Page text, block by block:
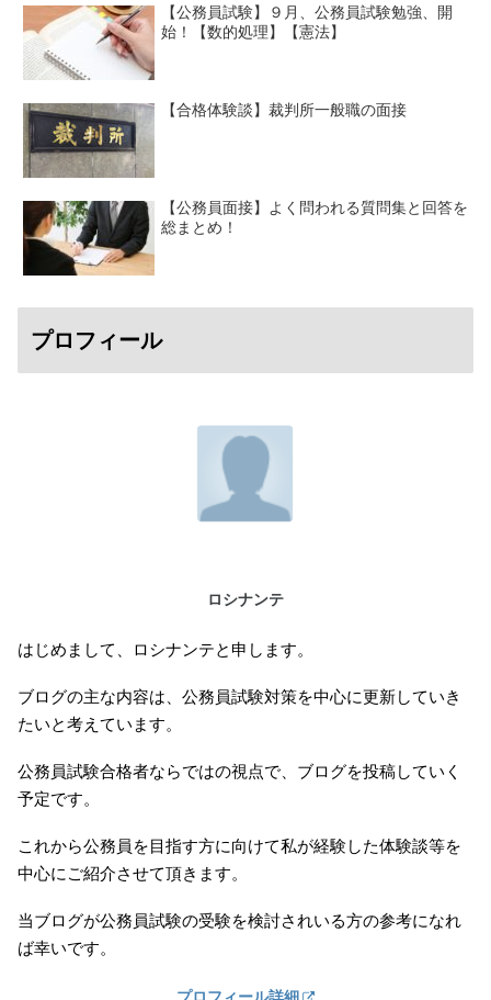
【公務員試験】９月、公務員試験勉強、開
始！【数的処理】【憲法】
【合格体験談】裁判所一般職の面接
【公務員面接】よく問われる質問集と回答を
総まとめ！
プロフィール
ロシナンテ
はじめまして、ロシナンテと申します。
ブログの主な内容は、公務員試験対策を中心に更新していき
たいと考えています。
公務員試験合格者ならではの視点で、ブログを投稿していく
予定です。
これから公務員を目指す方に向けて私が経験した体験談等を
中心にご紹介させて頂きます。
当ブログが公務員試験の受験を検討されいる方の参考になれ
ば幸いです。